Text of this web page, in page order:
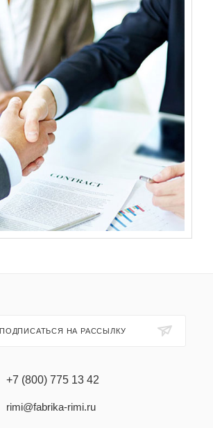
ПОДПИСАТЬСЯ НА РАССЫЛКУ
+7 (800) 775 13 42
rimi@fabrika-rimi.ru